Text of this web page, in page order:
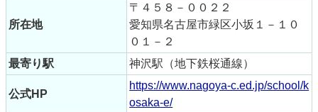
所在地
〒４５８－００２２
愛知県名古屋市緑区小坂１－１０
０１－２
最寄り駅
神沢駅（地下鉄桜通線）
公式HP
https://www.nagoya-c.ed.jp/school/k
osaka-e/